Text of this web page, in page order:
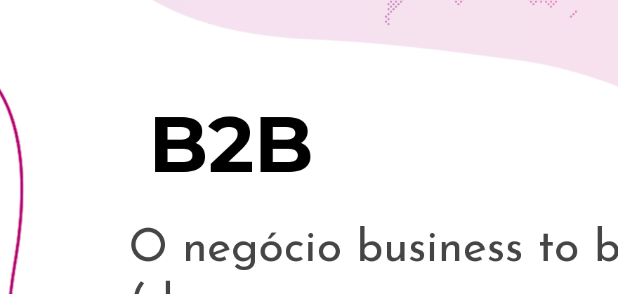
O negócio business to
(de empresa para
focado em vender